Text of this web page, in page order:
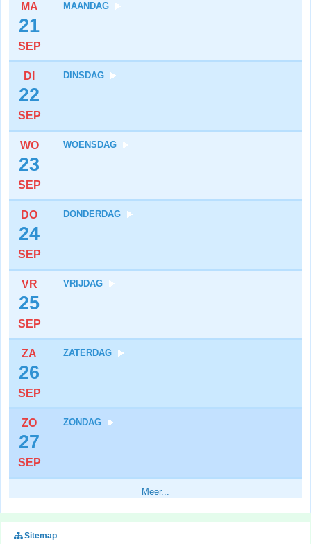
MA
21
SEP
MAANDAG
DI
22
SEP
DINSDAG
WO
23
SEP
WOENSDAG
DO
24
SEP
DONDERDAG
VR
25
SEP
VRIJDAG
ZA
26
SEP
ZATERDAG
ZO
27
SEP
ZONDAG
Meer...
Sitemap